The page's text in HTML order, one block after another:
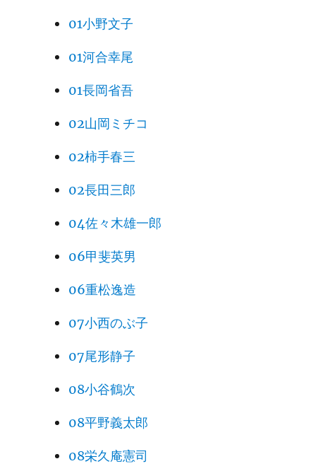
01小野文子
01河合幸尾
01長岡省吾
02山岡ミチコ
02柿手春三
02長田三郎
04佐々木雄一郎
06甲斐英男
06重松逸造
07小西のぶ子
07尾形静子
08小谷鶴次
08平野義太郎
08栄久庵憲司